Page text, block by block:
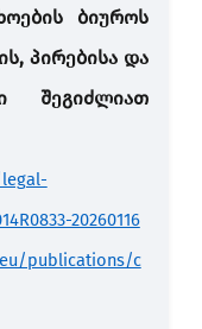
ბიუროს
პირებისა და
შეგიძლიათ
20260116
publications/c